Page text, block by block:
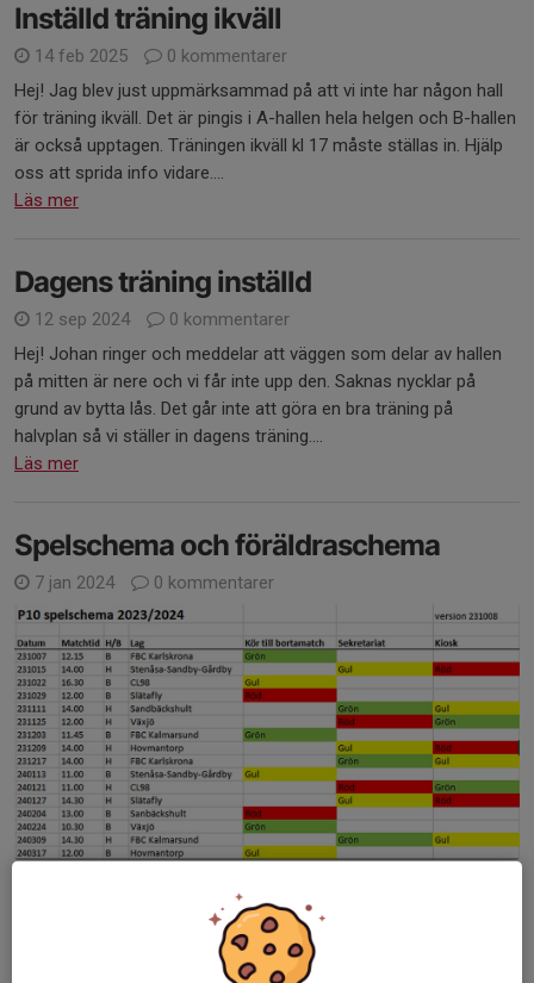
Inställd träning ikväll
14 feb 2025
0 kommentarer
Hej! Jag blev just uppmärksammad på att vi inte har någon hall
för träning ikväll. Det är pingis i A-hallen hela helgen och B-hallen
är också upptagen. Träningen ikväll kl 17 måste ställas in. Hjälp
oss att sprida info vidare....
Läs mer
Dagens träning inställd
12 sep 2024
0 kommentarer
Hej! Johan ringer och meddelar att väggen som delar av hallen
på mitten är nere och vi får inte upp den. Saknas nycklar på
grund av bytta lås. Det går inte att göra en bra träning på
halvplan så vi ställer in dagens träning....
Läs mer
Spelschema och föräldraschema
7 jan 2024 0 kommentarer
framgår vilken färggrupp som ansvarar för skjuts, sekretariat
och kiosk framöver. Om ni inte kan lösa uppgiften när det är er
tur försök att byta med någon annan....